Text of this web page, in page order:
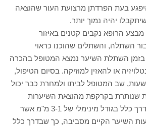
בעת הפרדתן מרצועת העור שהוצאה
יהיה נמוך יותר.
הרופא נקבים קטנים באיזור
השתלה, והשתלים שהוכנו כראוי
בזמן השתלת השיער נמצא המטופל בהכרה
או להאזין למוזיקה. בסיום הטיפול,
אשר אורך בממוצע כ-3 שעות, שב המטופל לביתו ולמחרת כבר יכול
שנותרת בקרקפת מהוצאת השיערות
מחלקה האחורי הינה בדרך כלל בגודל מינימלי של 3-1 מ"מ אשר
השיער הקיים מסביבה, כך שבדרך כלל